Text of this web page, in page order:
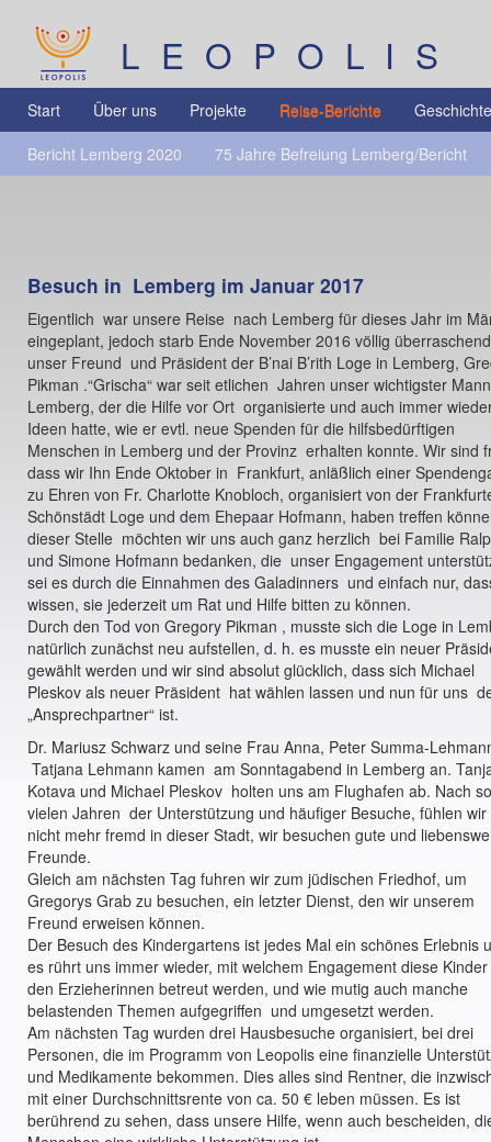
LEOPOLIS
Start Über uns Projekte Reise-Berichte
Geschichte
Bericht Lemberg 2020
75 Jahre Befreiung Lemberg/Bericht
Besuch in Lemberg im Januar 2017
Eigentlich war unsere Reise nach Lemberg für dieses Jahr im
eingeplant, jedoch starb Ende November 2016 völlig überraschend
unser Freund und Präsident der B’nai B’rith Loge in Lemberg,
Pikman .“Grischa“ war seit etlichen Jahren unser wichtigster
Lemberg, der die Hilfe vor Ort organisierte und auch immer
Ideen hatte, wie er evtl. neue Spenden für die hilfsbedürftigen
Menschen in Lemberg und der Provinz erhalten konnte. Wir sind
dass wir Ihn Ende Oktober in Frankfurt, anläßlich einer
zu Ehren von Fr. Charlotte Knobloch, organisiert von der
Schönstädt Loge und dem Ehepaar Hofmann, haben treffen
dieser Stelle möchten wir uns auch ganz herzlich bei Familie
und Simone Hofmann bedanken, die unser Engagement
sei es durch die Einnahmen des Galadinners und einfach nur,
wissen, sie jederzeit um Rat und Hilfe bitten zu können.
Durch den Tod von Gregory Pikman , musste sich die Loge in
natürlich zunächst neu aufstellen, d. h. es musste ein neuer
gewählt werden und wir sind absolut glücklich, dass sich Michael
Pleskov als neuer Präsident hat wählen lassen und nun für uns
„Ansprechpartner“ ist.
Dr. Mariusz Schwarz und seine Frau Anna, Peter Summa-
Tatjana Lehmann kamen am Sonntagabend in Lemberg an.
Kotava und Michael Pleskov holten uns am Flughafen ab. Nach so
vielen Jahren der Unterstützung und häufiger Besuche, fühlen wir
nicht mehr fremd in dieser Stadt, wir besuchen gute und
Freunde.
Gleich am nächsten Tag fuhren wir zum jüdischen Friedhof, um
Gregorys Grab zu besuchen, ein letzter Dienst, den wir unserem
Freund erweisen können.
Der Besuch des Kindergartens ist jedes Mal ein schönes Erlebnis
es rührt uns immer wieder, mit welchem Engagement diese
den Erzieherinnen betreut werden, und wie mutig auch manche
belastenden Themen aufgegriffen und umgesetzt werden.
Am nächsten Tag wurden drei Hausbesuche organisiert, bei drei
Personen, die im Programm von Leopolis eine finanzielle
und Medikamente bekommen. Dies alles sind Rentner, die
mit einer Durchschnittsrente von ca. 50 € leben müssen. Es ist
berührend zu sehen, dass unsere Hilfe, wenn auch bescheiden,